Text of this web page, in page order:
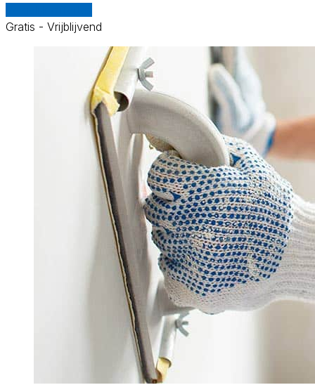
Gratis - Vrijblijvend